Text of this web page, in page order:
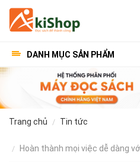
DANH MỤC SẢN PHẨM
trang chủ tin tức
hoàn thành mọi việc dễ dàng